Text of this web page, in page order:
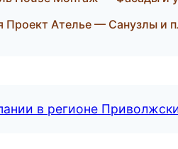
Проект Ателье — Санузлы и
в регионе